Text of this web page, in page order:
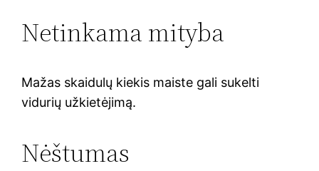
Netinkama mityba
Mažas skaidulų kiekis maiste gali sukelti
vidurių užkietėjimą.
Nėštumas